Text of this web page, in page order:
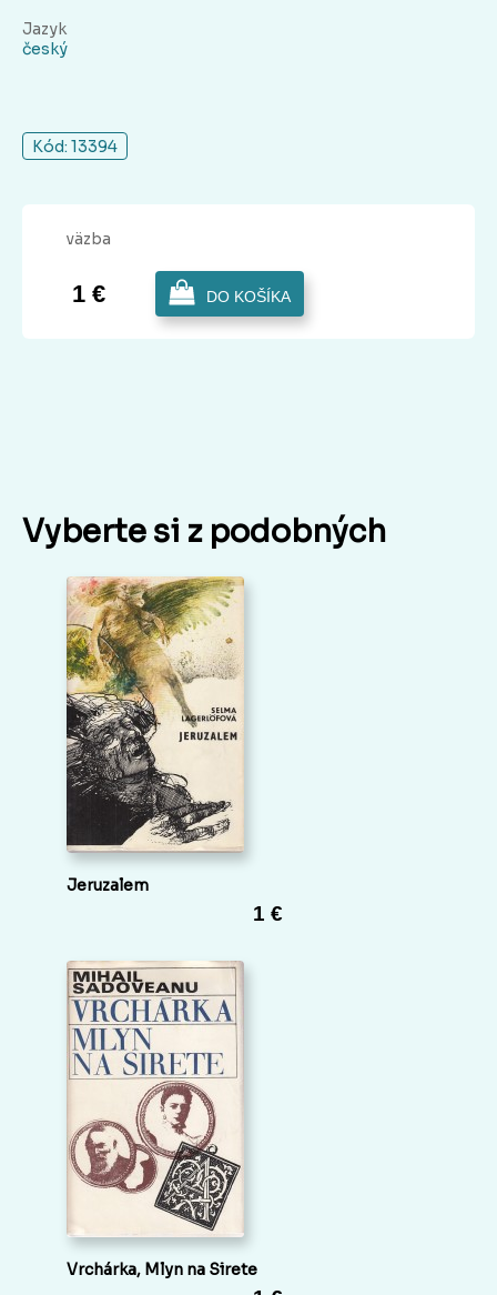
Jazyk
český
Kód: 13394
väzba
1 € DO KOŠÍKA
Vyberte si z podobných
Jeruzalem
1 €
Vrchárka, Mlyn na Sirete